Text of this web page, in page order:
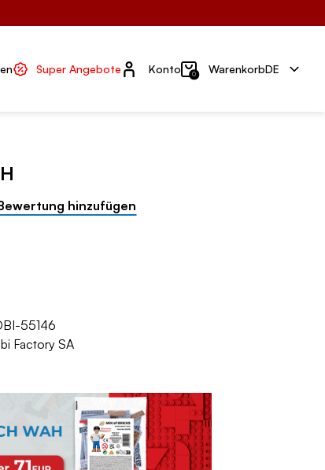
Super Angebote Konto
Konto 0 WarenkorbDE
hinzufügen
55146
Factory SA